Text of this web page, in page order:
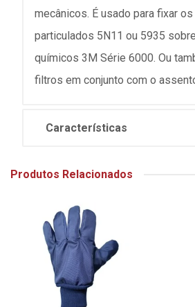
mecânicos. É usado para fixar
particulados 5N11 ou 5935
químicos 3M Série 6000. Ou
filtros em conjunto com o
Características
Produtos Relacionados